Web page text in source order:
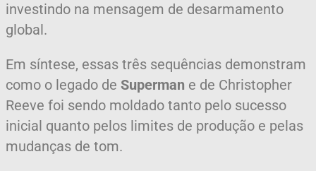
investindo na mensagem de desarmamento
global.
Em síntese, essas três sequências demonstram
como o legado de Superman e de Christopher
Reeve foi sendo moldado tanto pelo sucesso
inicial quanto pelos limites de produção e pelas
mudanças de tom.